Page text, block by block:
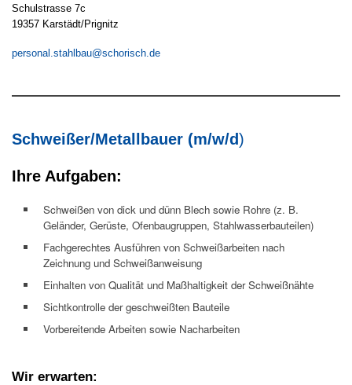
Schulstrasse 7c
19357 Karstädt/Prignitz
personal.stahlbau@schorisch.de
Schweißer/Metallbauer (m/w/d)
Ihre Aufgaben:
Schweißen von dick und dünn Blech sowie Rohre (z. B.
Geländer, Gerüste, Ofenbaugruppen, Stahlwasserbauteilen)
Fachgerechtes Ausführen von Schweißarbeiten nach
Zeichnung und Schweißanweisung
Einhalten von Qualität und Maßhaltigkeit der Schweißnähte
Sichtkontrolle der geschweißten Bauteile
Vorbereitende Arbeiten sowie Nacharbeiten
Wir erwarten: